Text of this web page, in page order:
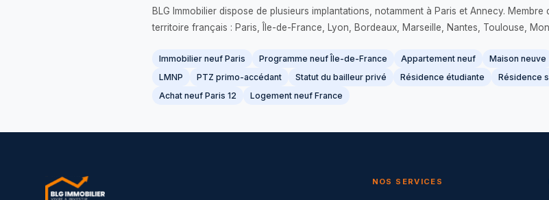
BLG Immobilier dispose de plusieurs implantations, notamment à Paris et Annecy. Membre
territoire français : Paris, Île-de-France, Lyon, Bordeaux, Marseille, Nantes, Toulouse,
Immobilier neuf Paris Programme neuf Île-de-France Appartement neuf Maison neuve
LMNP
PTZ primo-accédant Statut du bailleur privé Résidence étudiante Résidence
Achat neuf Paris 12
Logement neuf France
NOS SERVICES